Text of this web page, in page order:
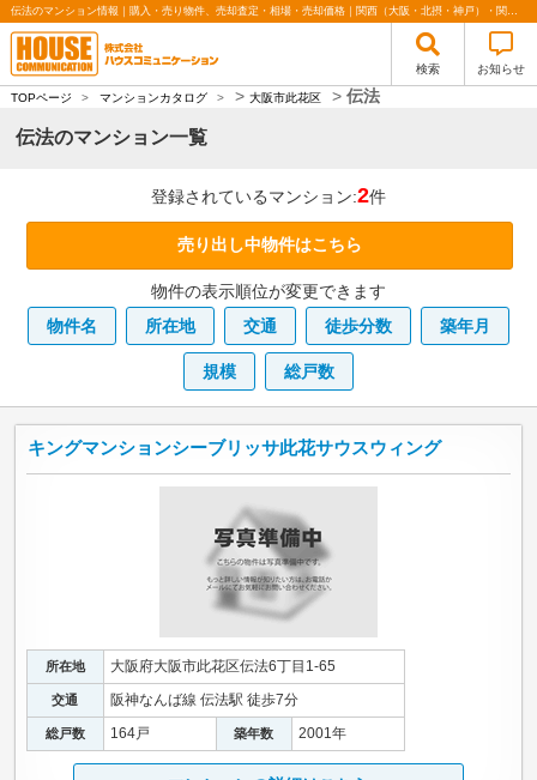
伝法のマンション情報｜購入・売り物件、売却査定・相場・売却価格｜関西（大阪・北摂・神戸）・関東（東京）で不動産の購入・売却、注文住宅、リノベーションの事なら株式会社ハウスコミュニケーション
検索 お知らせ
TOPページ > マンションカタログ > > 大阪市此花区 > 伝法
伝法のマンション一覧
登録されているマンション:2件
売り出し中物件はこちら
物件の表示順位が変更できます
物件名
所在地 交通 徒歩分数 築年月
規模 総戸数
キングマンションシーブリッサ此花サウスウィング
所在地 大阪府大阪市此花区伝法6丁目1-65
交通 阪神なんば線 伝法駅 徒歩7分
総戸数 164戸 築年数 2001年